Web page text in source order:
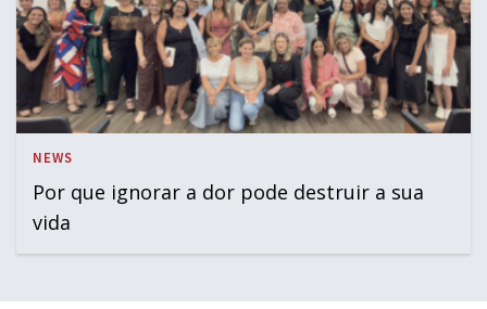
NEWS
Por que ignorar a dor pode destruir a sua
vida